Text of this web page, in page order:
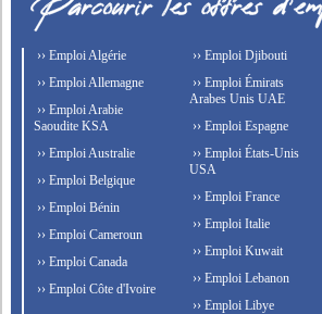
›› Emploi Algérie
›› Emploi Allemagne
›› Emploi Arabie
Saoudite KSA
›› Emploi Australie
›› Emploi Belgique
›› Emploi Bénin
›› Emploi Cameroun
›› Emploi Canada
›› Emploi Côte d'Ivoire
›› Emploi Djibouti
›› Emploi Émirats
Arabes Unis UAE
›› Emploi Espagne
›› Emploi États-Unis
USA
›› Emploi France
›› Emploi Italie
›› Emploi Kuwait
›› Emploi Lebanon
›› Emploi Libye